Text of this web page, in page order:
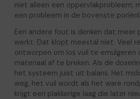
niet alleen een oppervlakprobleem,
een probleem in de bovenste
Een andere fout is denken dat meer
werkt. Dat klopt meestal niet. Veel
ontworpen om los vuil te emulgeren
materiaal af te breken. Als de
het systeem juist uit balans. Het
weg, het vuil wordt als het ware
krijgt een plakkerige laag die later